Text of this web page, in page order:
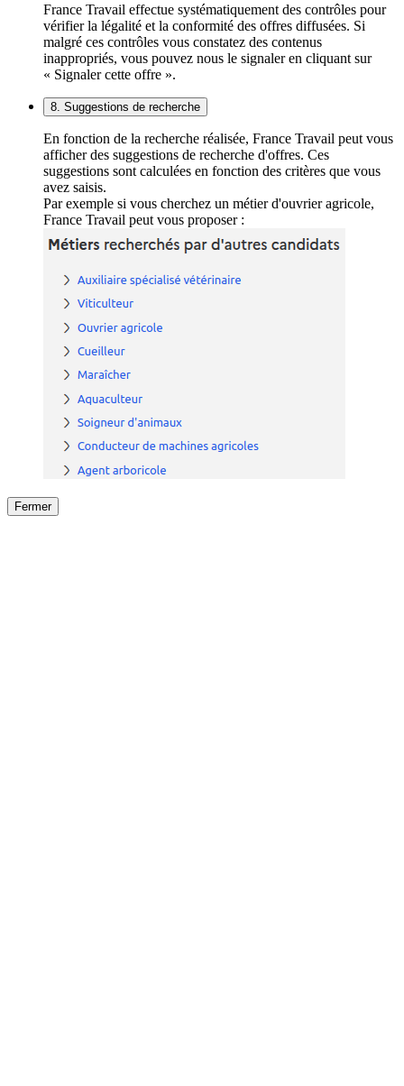
France Travail effectue systématiquement des contrôles pour
vérifier la légalité et la conformité des offres diffusées. Si
malgré ces contrôles vous constatez des contenus
inappropriés, vous pouvez nous le signaler en cliquant sur
« Signaler cette offre ».
8. Suggestions de recherche
En fonction de la recherche réalisée, France Travail peut vous
afficher des suggestions de recherche d'offres. Ces
suggestions sont calculées en fonction des critères que vous
avez saisis.
Par exemple si vous cherchez un métier d'ouvrier agricole,
France Travail peut vous proposer :
Fermer